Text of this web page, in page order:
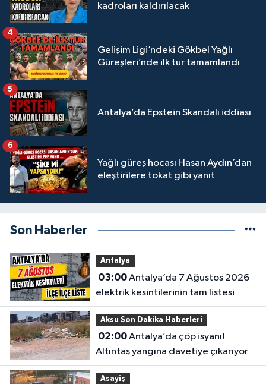
kadroları kaldırılacak
Gelişim Ligi’ndeki Gökbel Yağlı
Güreşleri’nde ilk tur tamamlandı
4
Antalya’da Epstein Skandalı iddiası
5
Yağlı güreş hocası Hasan Aydın’dan
eleştirilere tokat gibi yanıt
6
Son Haberler
Antalya
03:00Antalya’da 7 Ağustos 2026
elektrik kesintilerinin tam listesi
Aksu Son Dakika Haberleri
02:00Antalya’da çöp isyanı!
Altıntaş yangına davetiye çıkarıyor
Asayiş